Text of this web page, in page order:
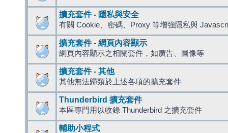
擴充套件 - 隱私與安全
有關 Cookie、密碼、Proxy 等增強隱私與
擴充套件 - 網頁內容顯示
網頁內容顯示之相關套件，如廣告、圖像等
擴充套件 - 其他
其他無法歸類於上述各項的擴充套件
Thunderbird 擴充套件
本區專門用以收錄 Thunderbird 之擴充套件
輔助小程式